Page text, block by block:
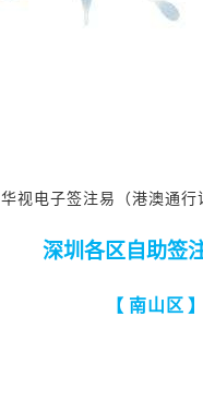
华视电子签注易（港澳通行
深圳各区自助签
【 南山区